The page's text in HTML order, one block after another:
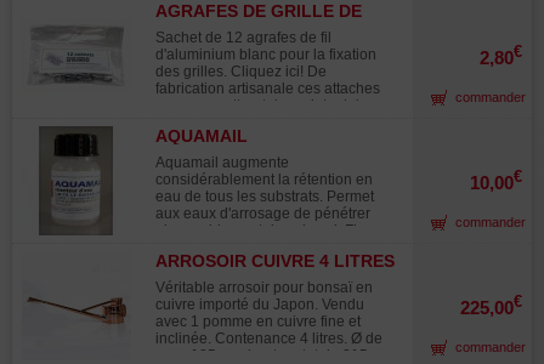
page
AGRAFES DE GRILLE DE
DRAINAGE +- 12 MM
Sachet de 12 agrafes de fil
d'aluminium blanc pour la fixation
des grilles. Cliquez ici! De
fabrication artisanale ces attaches
vous permettront de maintenir les
poteries. En effet une grille de
drainage doit toujours être fixée au
contenant de manière à ce qu'elle
reste en place afin que le substrat ne
soit emporté par les arrosages
copieux et réguliers que nécessitent
2,80€
commander
AQUAMAIL
Aquamail augmente
considérablement la rétention en
eau de tous les substrats. Permet
aux eaux d'arrosage de pénétrer
plus rapidement dans le sol. Flacon
croûte à la surface de la terre.
Dosage 1 bouchon pour 10 litres
d'eau en arrosage une fois au
printemps et une fois en début d'été.
Conserver à l'abri de la lumière et du
gel. Utilisé par de nombreux
10,00€
commander
ARROSOIR CUIVRE 4 LITRES
Véritable arrosoir pour bonsaï en
cuivre importé du Japon. Vendu
avec 1 pomme en cuivre fine et
inclinée. Contenance 4 litres. Ø de
cuve 185 mm hauteur totale 215
225,00€
commander